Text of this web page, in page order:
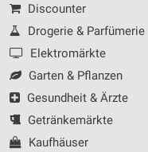
Discounter
Drogerie & Parfümerie
Elektromärkte
Garten & Pflanzen
Gesundheit & Ärzte
Getränkemärkte
Kaufhäuser